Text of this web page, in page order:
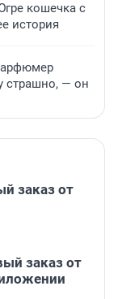
кошечка с
история
страшно, — он
заказ от
заказ от